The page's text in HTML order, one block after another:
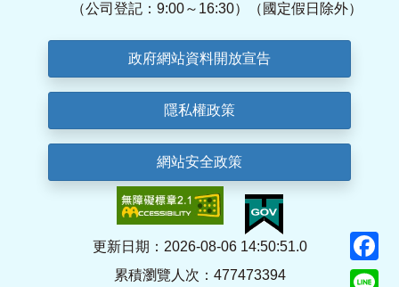
（公司登記：9:00～16:30）（國定假日除外）
政府網站資料開放宣告
隱私權政策
網站安全政策
更新日期：2026-08-06 14:50:51.0
累積瀏覽人次：477473394